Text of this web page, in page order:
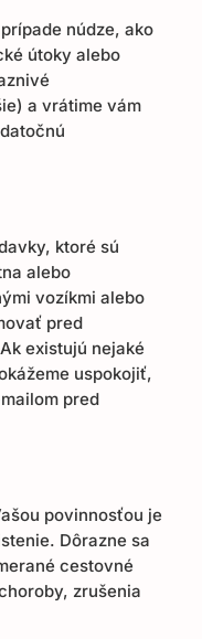
núdze, ako
útoky alebo
a vrátime vám
ktoré sú
alebo
vozíkmi alebo
pred
existujú nejaké
uspokojiť,
pred
povinnosťou je
Dôrazne sa
cestovné
zrušenia